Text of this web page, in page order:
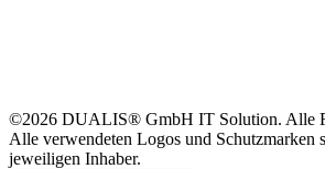
©2026 DUALIS® GmbH IT Solution. Alle
Alle verwendeten Logos und Schutzmarken
jeweiligen Inhaber.